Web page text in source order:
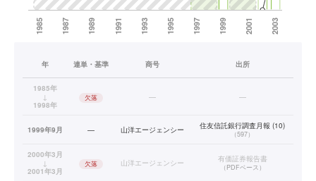
年 連単・基準 商号 出所
1985年
↓
1998年
欠落 — —
1999年9月 — 山洋エージェンシー 住友信託銀行調査月報 (10)
（597）
2000年3月
↓
2001年3月
欠落 山洋エージェンシー 有価証券報告書
（PDFベース）